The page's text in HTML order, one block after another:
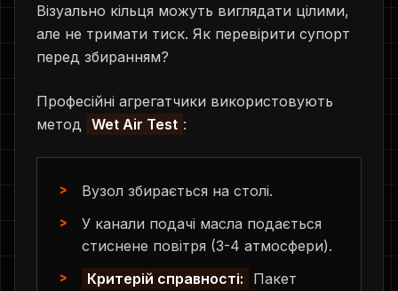
Візуально кільця можуть виглядати цілими,
але не тримати тиск. Як перевірити супорт
перед збиранням?
Професійні агрегатчики використовують
метод Wet Air Test :
Вузол збирається на столі.
У канали подачі масла подається
стиснене повітря (3-4 атмосфери).
Критерій справності:
Пакет